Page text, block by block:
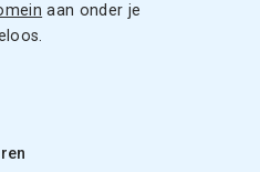
aan onder je